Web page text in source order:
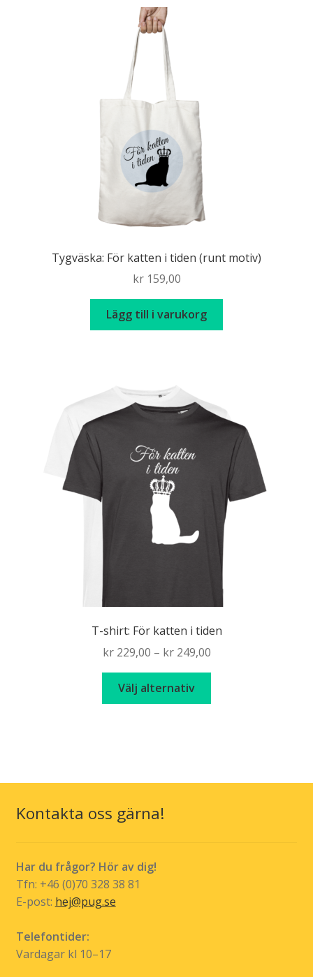
Tygväska: För katten i tiden (runt motiv)
kr159,00
Lägg till i varukorg
T-shirt: För katten i tiden
kr229,00 – kr249,00Price
range:
through
Välj alternativ
De
Kontakta oss gärna!
Har du frågor? Hör av dig!
Tfn: +46 (0)70 328 38 81
E-post: hej@pug.se
Telefontider:
Vardagar kl 10–17